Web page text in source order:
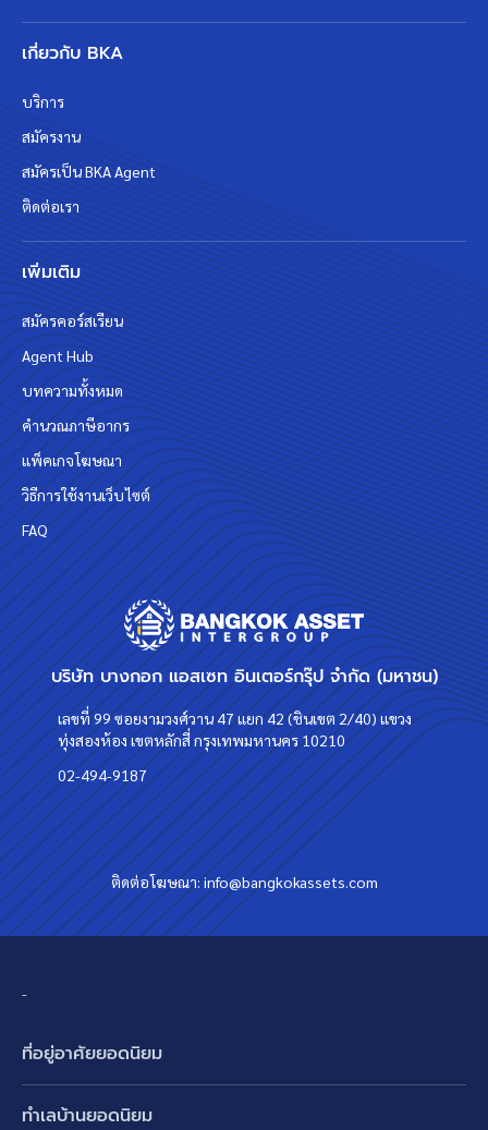
บริษัท บางกอก แอสเซท อินเตอร์กรุ๊ป จำกัด (มหาชน)
เลขที่ 99 ซอยงามวงศ์วาน 47 แยก 42 (ชินเขต 2/40) แขวง
ทุ่งสองห้อง เขตหลักสี่ กรุงเทพมหานคร 10210
02-494-9187
ติดต่อโฆษณา:info@bangkokassets.com
เกี่ยวกับ BKA
บริการ
สมัครงาน
สมัครเป็น BKA Agent
ติดต่อเรา
เพิ่มเติม
สมัครคอร์สเรียน
Agent Hub
บทความทั้งหมด
คำนวณภาษีอากร
แพ็คเกจโฆษณา
วิธีการใช้งานเว็บไซต์
FAQ
-
ที่อยู่อาศัยยอดนิยม
ทำเลบ้านยอดนิยม